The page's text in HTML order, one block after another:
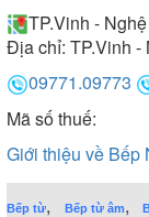
TP.Vinh -
Địa chỉ: TP.Vinh -
09771.09773
Mã số thuế:
Giới thiệu về
Bếp từ, Bếp từ âm,